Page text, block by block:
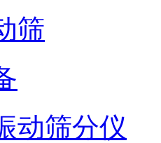
筛
动筛分仪